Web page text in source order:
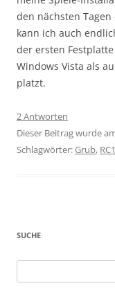
den nächsten
kann ich auch
der ersten
Windows Vista als
platzt.
2 Antworten
Dieser Beitrag wurde
Schlagwörter:Grub, RC1
SUCHE
nach: